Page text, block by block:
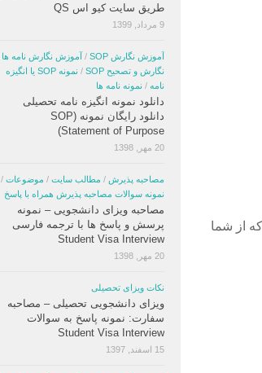
از شما
طریق سایت کیو اس QS
9 مرداد, 1399
آموزش نگارش SOP / آموزش نگارش نامه ها
نگارش و تصحیح SOP
/
نمونه SOP یا انگیزه
نامه / نمونه نامه ها
دانلود نمونه انگیزه نامه تحصیلی
دانلود رایگان نمونه (SOP
(Statement of Purpose
20 مهر, 1398
مصاحبه پذیرش / مطالب سایت / موضوعات /
نمونه سوالات مصاحبه پذیرش همراه با پاسخ
مصاحبه ویزای دانشجویی – نمونه
پرسش و پاسخ ها با ترجمه فارسی
Student Visa Interview
20 مهر, 1398
نکات ویزای تحصیلی
ویزای دانشجویی تحصیلی – مصاحبه
سفارت: نمونه پاسخ به سوالات
Student Visa Interview
15 اسفند, 1397